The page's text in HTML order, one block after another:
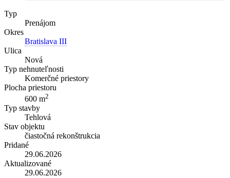
Typ
Prenájom
Okres
Bratislava III
Ulica
Nová
Typ nehnuteľnosti
Komerčné priestory
Plocha priestoru
600 m2
Typ stavby
Tehlová
Stav objektu
čiastočná rekonštrukcia
Pridané
29.06.2026
Aktualizované
29.06.2026